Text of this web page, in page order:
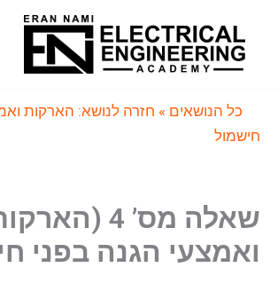
כל הנושאים » חזרה לנושא: הארקות
חישמול
שאלה מס’ 4
ואמצעי הגנה בפני